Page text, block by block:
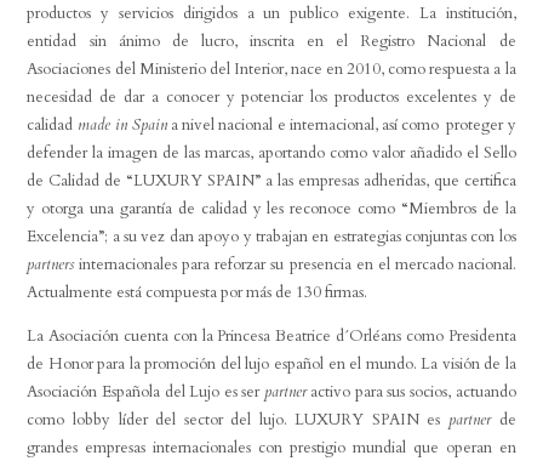
productos y servicios dirigidos a un publico exigente. La institución,
entidad sin ánimo de lucro, inscrita en el Registro Nacional de
Asociaciones del Ministerio del Interior, nace en 2010, como respuesta a la
necesidad de dar a conocer y potenciar los productos excelentes y de
calidad made in Spaina nivel nacional e internacional, así como proteger y
defender la imagen de las marcas, aportando como valor añadido el Sello
de Calidad de “LUXURY SPAIN” a las empresas adheridas, que certifica
y otorga una garantía de calidad y les reconoce como “Miembros de la
Excelencia”; a su vez dan apoyo y trabajan en estrategias conjuntas con los
partnersinternacionales para reforzar su presencia en el mercado nacional.
Actualmente está compuesta por más de 130 firmas.
La Asociación cuenta con la Princesa Beatrice d´Orléans como Presidenta
de Honor para la promoción del lujo español en el mundo. La visión de la
Asociación Española del Lujo es serpartneractivo para sus socios, actuando
como lobby líder del sector del lujo. LUXURY SPAIN espartnerde
grandes empresas internacionales con prestigio mundial que operan en